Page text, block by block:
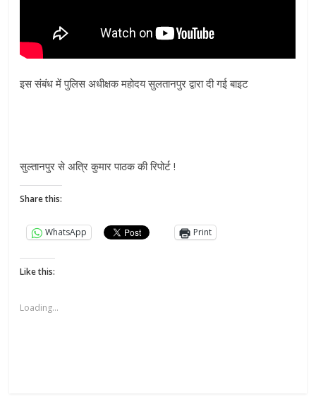
इस संबंध में पुलिस अधीक्षक महोदय सुलतानपुर द्वारा दी गई बाइट
सुल्तानपुर से अत्रि कुमार पाठक की रिपोर्ट !
Share this:
WhatsApp Print
Like this:
Loading...